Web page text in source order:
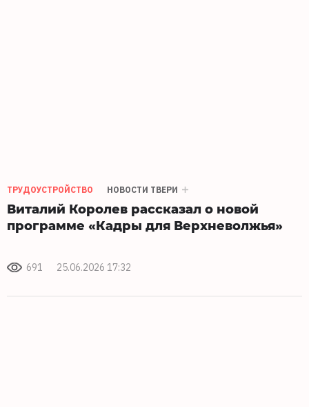
ТРУДОУСТРОЙСТВО НОВОСТИ ТВЕРИ
Виталий Королев рассказал о новой
программе «Кадры для Верхневолжья»
691 25.06.2026 17:32